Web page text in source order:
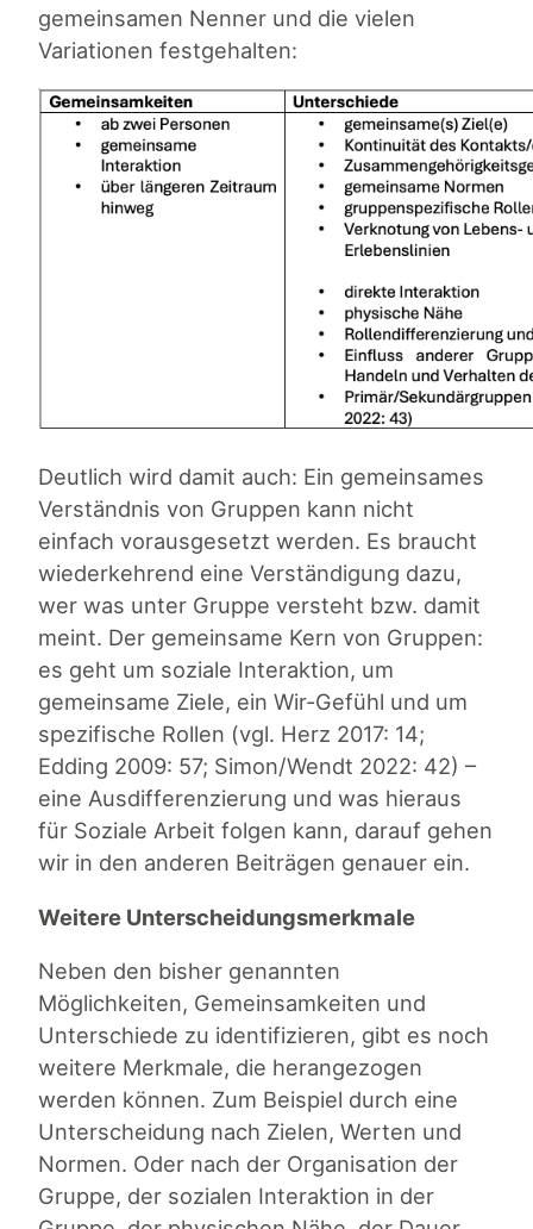
gemeinsamen Nenner und die vielen
Variationen festgehalten:
Deutlich wird damit auch: Ein gemeinsames
Verständnis von Gruppen kann nicht
einfach vorausgesetzt werden. Es braucht
wiederkehrend eine Verständigung dazu,
wer was unter Gruppe versteht bzw. damit
meint. Der gemeinsame Kern von Gruppen:
es geht um soziale Interaktion, um
gemeinsame Ziele, ein Wir-Gefühl und um
spezifische Rollen (vgl. Herz 2017: 14;
Edding 2009: 57; Simon/Wendt 2022: 42) –
eine Ausdifferenzierung und was hieraus
für Soziale Arbeit folgen kann, darauf gehen
wir in den anderen Beiträgen genauer ein.
Weitere Unterscheidungsmerkmale
Neben den bisher genannten
Möglichkeiten, Gemeinsamkeiten und
Unterschiede zu identifizieren, gibt es noch
weitere Merkmale, die herangezogen
werden können. Zum Beispiel durch eine
Unterscheidung nach Zielen, Werten und
Normen. Oder nach der Organisation der
Gruppe, der sozialen Interaktion in der